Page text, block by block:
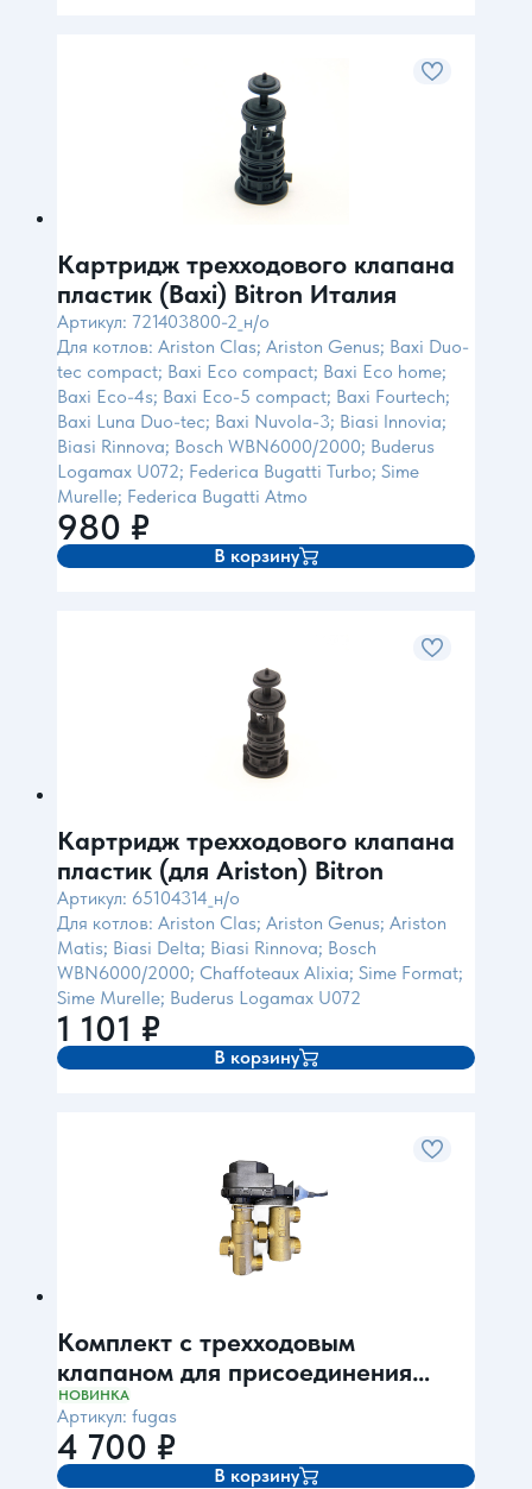
Картридж трехходового клапана
пластик (Baxi) Bitron Италия
Артикул: 721403800-2_н/о
Для котлов: Ariston Clas; Ariston Genus; Baxi Duo-
tec compact; Baxi Eco compact; Baxi Eco home;
Baxi Eco-4s; Baxi Eco-5 compact; Baxi Fourtech;
Baxi Luna Duo-tec; Baxi Nuvola-3; Biasi Innovia;
Biasi Rinnova; Bosch WBN6000/2000; Buderus
Logamax U072; Federica Bugatti Turbo; Sime
Murelle; Federica Bugatti Atmo
980 ₽
В корзину
Картридж трехходового клапана
пластик (для Ariston) Bitron
Артикул: 65104314_н/о
Для котлов: Ariston Clas; Ariston Genus; Ariston
Matis; Biasi Delta; Biasi Rinnova; Bosch
WBN6000/2000; Chaffoteaux Alixia; Sime Format;
Sime Murelle; Buderus Logamax U072
1 101 ₽
В корзину
Комплект с трехходовым
клапаном для присоединения
бойлера (для BAXI EF, L, Ariston,
Protherm)
НОВИНКА
Артикул: fugas
4 700 ₽
В корзину